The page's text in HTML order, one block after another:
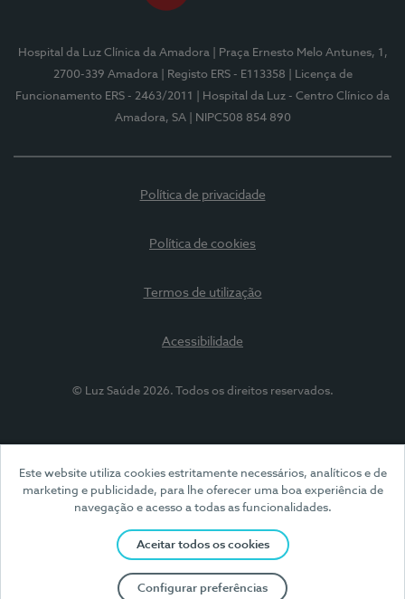
Este website utiliza cookies estritamente necessários, analíticos e de
marketing e publicidade, para lhe oferecer uma boa experiência de
navegação e acesso a todas as funcionalidades.
Aceitar todos os cookies
Configurar preferências
Hospital da Luz Clínica da Amadora
| Praça Ernesto Melo Antunes, 1,
2700-339 Amadora
| Registo ERS - E113358
| Licença de
Funcionamento ERS - 2463/2011
| Hospital da Luz - Centro Clínico da
Amadora, SA
| NIPC508 854 890
Política de privacidade
Política de cookies
Termos de utilização
Acessibilidade
© Luz Saúde 2026. Todos os direitos reservados.